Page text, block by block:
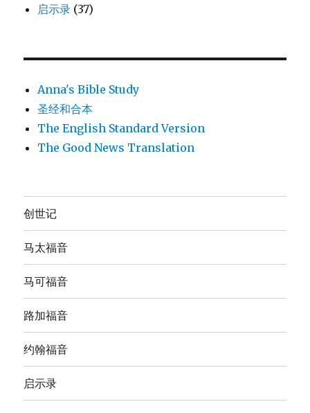
启示录 (37)
Anna's Bible Study
圣经和合本
The English Standard Version
The Good News Translation
创世记
马太福音
马可福音
路加福音
约翰福音
启示录